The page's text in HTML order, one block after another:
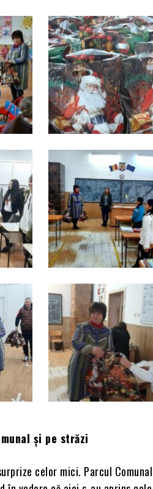
și pe străzi
celor mici. Parcul Comunal